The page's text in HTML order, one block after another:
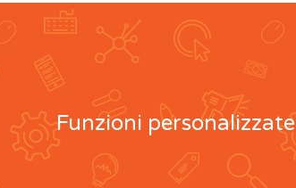
Funzioni personalizzate